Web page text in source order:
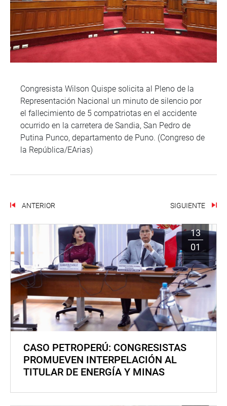
Congresista Wilson Quispe solicita al Pleno de la
Representación Nacional un minuto de silencio por
el fallecimiento de 5 compatriotas en el accidente
ocurrido en la carretera de Sandia, San Pedro de
Putina Punco, departamento de Puno. (Congreso de
la República/EArias)
ANTERIOR SIGUIENTE
13
01
CASO PETROPERÚ: CONGRESISTAS
PROMUEVEN INTERPELACIÓN AL
TITULAR DE ENERGÍA Y MINAS